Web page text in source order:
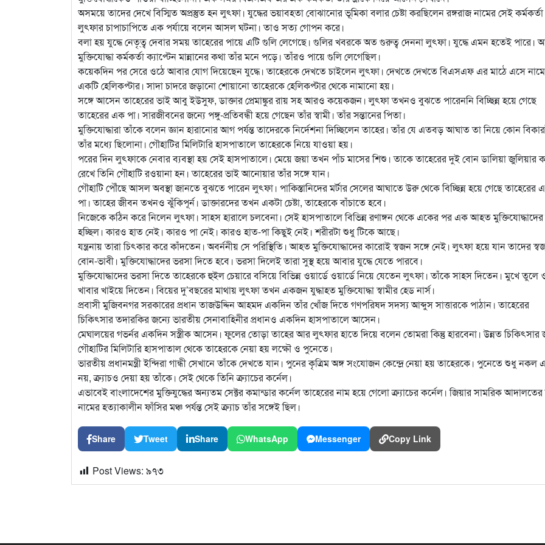
অসময়ে তাদের দেখে বিস্মিত অপ্রস্তুত হন লুৎফা। যুদ্ধের ভয়াবহতা বোঝানোর ভূমিকা বলার চেষ্টা করছিলেন রঙ্গরাজ নামের সেই
লুৎফার চাপাচাপিতে এক পর্যায়ে বলেন আসল ঘটনা। তাও সত্য গোপন করে।
বলা হয় যুদ্ধে নেতৃ্ত্ব দেবার সময় তাহেরের পায়ে এটি গুলি লেগেছে। গুলির খবরকে অত গুরুত্ব দেননা লুৎফা। যুদ্ধে এমন হতেই পারে।
মুক্তিযোদ্ধা কর্মকর্তা ক্যাপ্টেন মান্নানের কথা তাঁর মনে পড়ে। তাঁরও পায়ে গুলি লেগেছিল।
কয়েকদিন পর সেরে ওঠে আবার যোগ দিয়েছেন যুদ্ধে। তাহেরকে দেখতে চাইলেন লুৎফা। দেখতে দেখতে বিএসএফ এর মাঠে এসে নামে
একটি হেলিকপ্টার। সাদা চাদরে জড়ানো শোয়ানো তাহেরকে হেলিকপ্টার থেকে নামানো হয়।
সঙ্গে আসেন তাহেরের ভাই আবু ইউসুফ, ডাক্তার প্রেমাঙ্কুর রায় সহ আরও কয়েকজন। লুৎফা তখনও বুঝতে পারেননি বিচ্ছিন্ন হয়ে গেছে
তাহেরের এক পা। সারজীবনের জন্যে পঙ্গু-প্রতিবন্ধী হয়ে গেছেন তাঁর স্বামী। তাঁর সন্তানের পিতা।
মুক্তিযোদ্ধারা তাঁকে বলেন জ্ঞান হারানোর আগ পর্যন্ত তাদেরকে নির্দেশনা দিচ্ছিলেন তাহের। তাঁর যে এতবড় আঘাত তা নিয়ে কোন
তাঁর মধ্যে ছিলোনা। গৌহাটির মিলিটারি হাসপাতালে তাহেরকে নিয়ে যাওয়া হয়।
পরের দিন লুৎফাকে নেবার ব্যবস্থা হয় সেই হাসপাতালে। মেয়ে জয়া তখন পাঁচ মাসের শিশু। তাকে তাহেরের দুই বোন ডালিয়া জুলিয়ার
রেখে তিনি গৌহাটি রওয়ানা হন। তাহেরের ভাই আনোয়ার তাঁর সঙ্গে যান।
গৌহাটি পৌঁছে আসল অবস্থা জানতে বুঝতে পারেন লুৎফা। পাকিস্তানিদের মর্টার সেলের আঘাতে উরু থেকে বিচ্ছিন্ন হয়ে গেছে তাহেরের
পা। তাহের জীবন তখনও ঝুঁকিপূর্ন। ডাক্তারদের তখন একটা চেষ্টা, তাহেরকে বাঁচাতে হবে।
নিজেকে কঠিন করে নিলেন লুৎফা। সাহস হারালে চলবেনা। সেই হাসপাতালে বিভিন্ন রণাঙ্গন থেকে একের পর এক আহত
হচ্ছিল। কারও হাত নেই। কারও পা নেই। কারও হাত-পা কিছুই নেই। শরীরটা শুধু টিকে আছে।
যন্ত্রনায় তারা চিৎকার করে কাঁদতেন। অবর্ননীয় সে পরিস্থিতি। আহত মুক্তিযোদ্ধাদের কারোই স্বজন সঙ্গে নেই। লুৎফা হয়ে যান তাদের
বোন-ভাবী। মুক্তিযোদ্ধাদের ভরসা দিতে হবে। ভরসা দিলেই তারা সুস্থ হয়ে আবার যুদ্ধে যেতে পারবে।
মুক্তিযোদ্ধাদের ভরসা দিতে তাহেরকে হুইল চেয়ারে বসিয়ে বিভিন্ন ওয়ার্ডে ওয়ার্ডে নিয়ে যেতেন লুৎফা। তাঁকে সাহস দিতেন। মুখে
খাবার খাইয়ে দিতেন। বিয়ের দু’বছরের মাথায় লুৎফা তখন একজন যুদ্ধাহত মুক্তিযোদ্ধা স্বামীর হেড নার্স।
প্রবাসী মুজিবনগর সরকারের প্রধান তাজউদ্দিন আহমদ একদিন তাঁর খোঁজ দিতে গণপরিষদ সদস্য আব্দুস সাত্তারকে পাঠান। তাহেরের
চিকিৎসার তদারকির জন্যে ভারতীয় সেনাবাহিনীর প্রধানও একদিন হাসপাতালে আসেন।
মেঘালয়ের গভর্নর একদিন সস্ত্রীক আসেন। ফুলের তোড়া তাহের আর লুৎফার হাতে দিয়ে বলেন তোমরা কিন্তু হারবেনা। উন্নত চিকিৎসার
গৌহাটির মিলিটারি হাসপাতাল থেকে তাহেরকে নেয়া হয় লক্ষৌ ও পুনেতে।
ভারতীয় প্রধানমন্ত্রী ইন্দিরা গান্ধী সেখানে তাঁকে দেখতে যান। পুনের কৃত্রিম অঙ্গ সংযোজন কেন্দ্রে নেয়া হয় তাহেরকে। পুনেতে শুধু নকল
নয়, ক্র্যাচও দেয়া হয় তাঁকে। সেই থেকে তিনি ক্র্যাচের কর্নেল।
এভাবেই বাংলাদেশের মুক্তিযুদ্ধের অন্যতম সেক্টর কমান্ডার কর্নেল তাহেরের নাম হয়ে গেলো ক্র্যাচের কর্নেল। জিয়ার সামরিক আদালতের
নামের হত্যাকালীন ফাঁসির মঞ্চ পর্যন্ত সেই ক্র্যাচ তাঁর সঙ্গেই ছিল।
Share Tweet Share WhatsApp Messenger Copy Link
Post Views: ৯৭৩